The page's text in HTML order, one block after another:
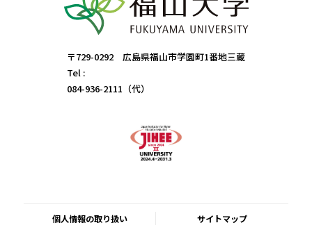
〒729-0292 広島県福山市学園町1番地三蔵
Tel :
084-936-2111（代）
個人情報の取り扱い サイトマップ